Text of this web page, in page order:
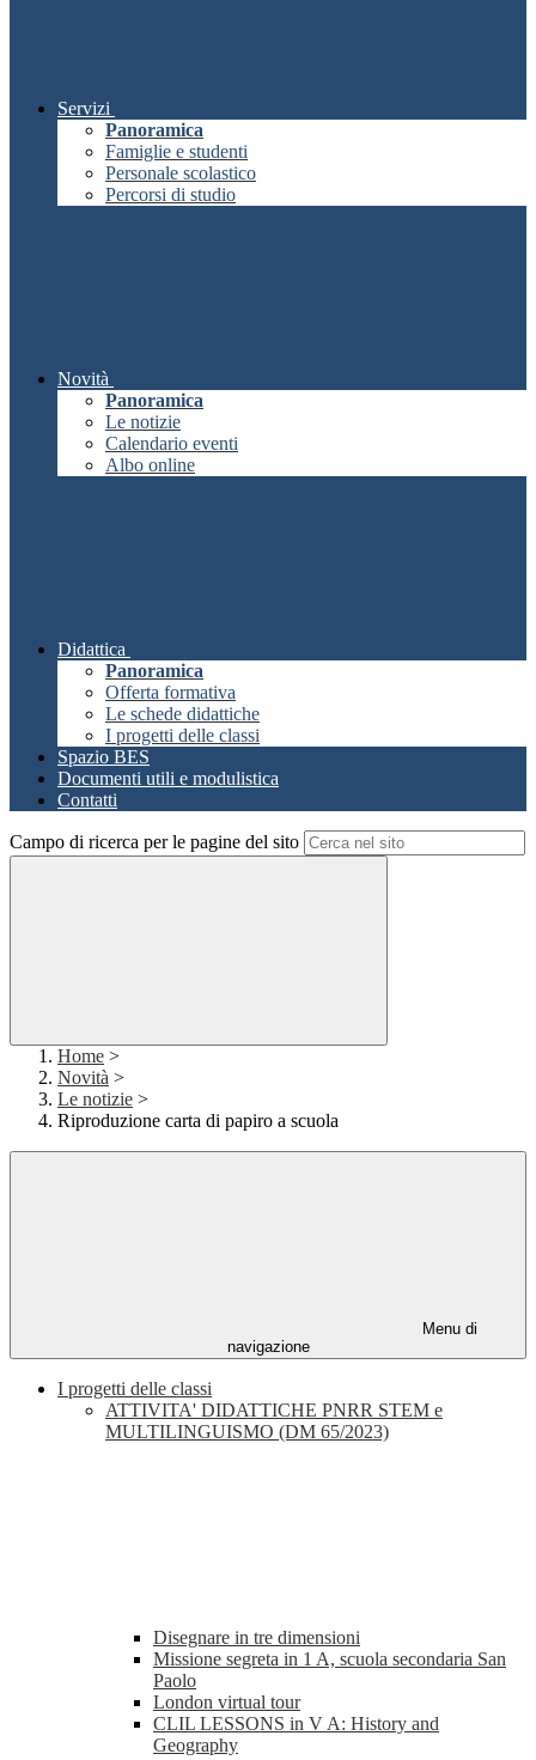
Servizi
Panoramica
Famiglie e studenti
Personale scolastico
Percorsi di studio
Novità
Panoramica
Le notizie
Calendario eventi
Albo online
Didattica
Panoramica
Offerta formativa
Le schede didattiche
I progetti delle classi
Spazio BES
Documenti utili e modulistica
Contatti
Campo di ricerca per le pagine del sito
Home >
Novità >
Le notizie >
Riproduzione carta di papiro a scuola
Menu di
navigazione
I progetti delle classi
ATTIVITA' DIDATTICHE PNRR STEM e
MULTILINGUISMO (DM 65/2023)
Disegnare in tre dimensioni
Missione segreta in 1 A, scuola secondaria San
Paolo
London virtual tour
CLIL LESSONS in V A: History and
Geography